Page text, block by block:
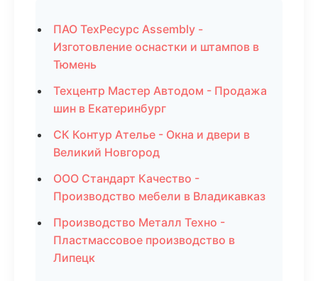
ПАО ТехРесурс Assembly -
Изготовление оснастки и штампов в
Тюмень
Техцентр Мастер Автодом - Продажа
шин в Екатеринбург
СК Контур Ателье - Окна и двери в
Великий Новгород
ООО Стандарт Качество -
Производство мебели в Владикавказ
Производство Металл Техно -
Пластмассовое производство в
Липецк